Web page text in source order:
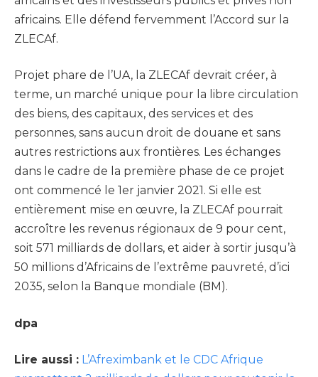
africains. Elle défend fervemment l’Accord sur la
ZLECAf.
Projet phare de l’UA, la ZLECAf devrait créer, à
terme, un marché unique pour la libre circulation
des biens, des capitaux, des services et des
personnes, sans aucun droit de douane et sans
autres restrictions aux frontières. Les échanges
dans le cadre de la première phase de ce projet
ont commencé le 1er janvier 2021. Si elle est
entièrement mise en œuvre, la ZLECAf pourrait
accroître les revenus régionaux de 9 pour cent,
soit 571 milliards de dollars, et aider à sortir jusqu’à
50 millions d’Africains de l’extrême pauvreté, d’ici
2035, selon la Banque mondiale (BM).
dpa
Lire aussi : L’Afreximbank et le CDC Afrique